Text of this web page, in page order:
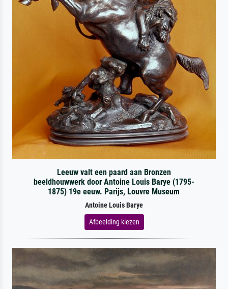
Leeuw valt een paard aan Bronzen
beeldhouwwerk door Antoine Louis Barye (1795-
1875) 19e eeuw. Parijs, Louvre Museum
Antoine Louis Barye
Afbeelding kiezen